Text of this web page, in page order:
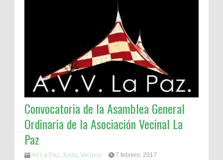
Convocatoria de la Asamblea General
Ordinaria de la Asociación Vecinal La
Paz
AV La Paz, Junta, Vecinos 7 febrero, 2017